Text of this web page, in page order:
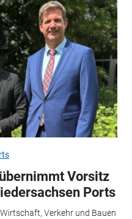
Vorsitz
Ports
Verkehr und Bauen